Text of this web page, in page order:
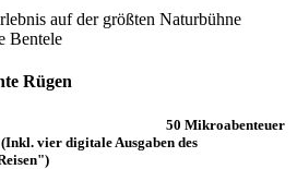
auf der größten Naturbühne
Bentele
Rügen
50 Mikroabenteuer
vier digitale Ausgaben des